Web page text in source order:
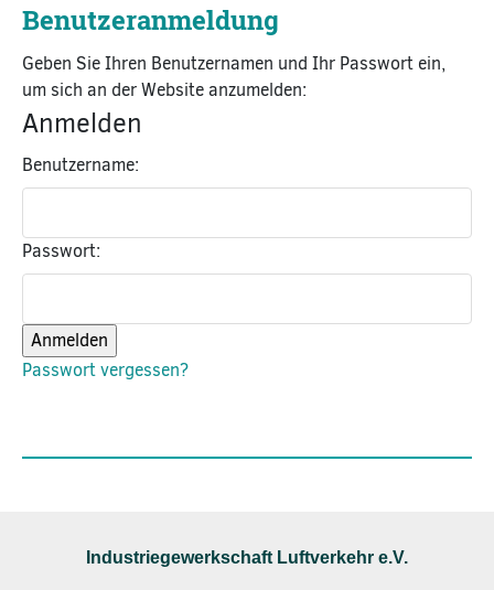
Benutzeranmeldung
Geben Sie Ihren Benutzernamen und Ihr Passwort ein,
um sich an der Website anzumelden:
Anmelden
Benutzername:
Passwort:
Passwort vergessen?
Industriegewerkschaft Luftverkehr e.V.